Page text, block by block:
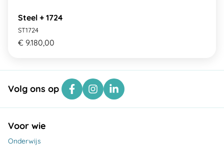
Steel + 1724
ST1724
€ 9.180,00
Volg ons op
Voor wie
Onderwijs